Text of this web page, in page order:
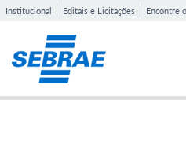
Institucional Editais e Licitações Encontre